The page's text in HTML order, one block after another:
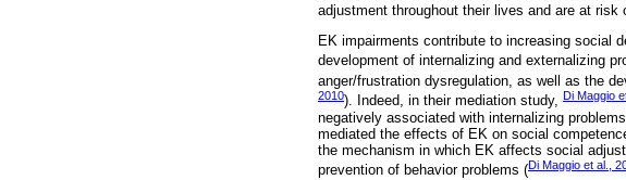
adjustment throughout their lives and are at
EK impairments contribute to increasing social
development of internalizing and externalizing
anger/frustration dysregulation, as well as the
2010). Indeed, in their mediation study, Di Maggio
negatively associated with internalizing
mediated the effects of EK on social
the mechanism in which EK affects social
prevention of behavior problems (Di Maggio et al.,